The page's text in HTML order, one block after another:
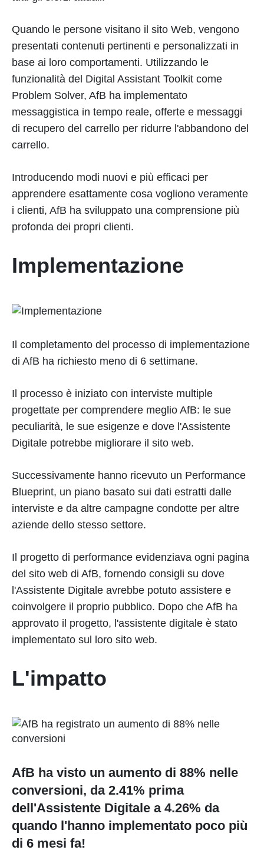
Quando le persone visitano il sito Web, vengono
presentati contenuti pertinenti e personalizzati in
base ai loro comportamenti. Utilizzando le
funzionalità del Digital Assistant Toolkit come
Problem Solver, AfB ha implementato
messaggistica in tempo reale, offerte e messaggi
di recupero del carrello per ridurre l'abbandono del
carrello.
Introducendo modi nuovi e più efficaci per
apprendere esattamente cosa vogliono veramente
i clienti, AfB ha sviluppato una comprensione più
profonda dei propri clienti.
Implementazione
Il completamento del processo di implementazione
di AfB ha richiesto meno di 6 settimane.
Il processo è iniziato con interviste multiple
progettate per comprendere meglio AfB: le sue
peculiarità, le sue esigenze e dove l'Assistente
Digitale potrebbe migliorare il sito web.
Successivamente hanno ricevuto un Performance
Blueprint, un piano basato sui dati estratti dalle
interviste e da altre campagne condotte per altre
aziende dello stesso settore.
Il progetto di performance evidenziava ogni pagina
del sito web di AfB, fornendo consigli su dove
l'Assistente Digitale avrebbe potuto assistere e
coinvolgere il proprio pubblico. Dopo che AfB ha
approvato il progetto, l'assistente digitale è stato
implementato sul loro sito web.
L'impatto
AfB ha visto un aumento di 88% nelle
conversioni, da 2.41% prima
dell'Assistente Digitale a 4.26% da
quando l'hanno implementato poco più
di 6 mesi fa!